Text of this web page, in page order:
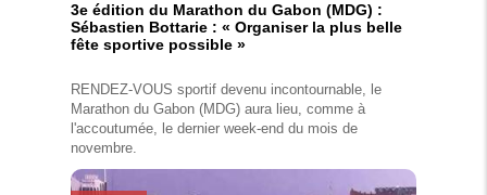
3e édition du Marathon du Gabon (MDG) :
Sébastien Bottarie : « Organiser la plus belle
fête sportive possible »
RENDEZ-VOUS sportif devenu incontournable, le
Marathon du Gabon (MDG) aura lieu, comme à
l'accoutumée, le dernier week-end du mois de
novembre.